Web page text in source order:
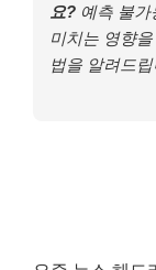
요? 예측 불
미치는 영향
법을 알려드